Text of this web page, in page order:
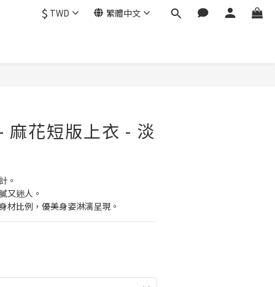
$ TWD 繁體中文
花短版上衣 - 淡
。
又迷人。
材比例，優美身姿淋漓呈現。